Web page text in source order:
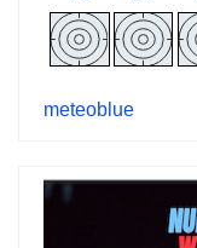
meteoblue